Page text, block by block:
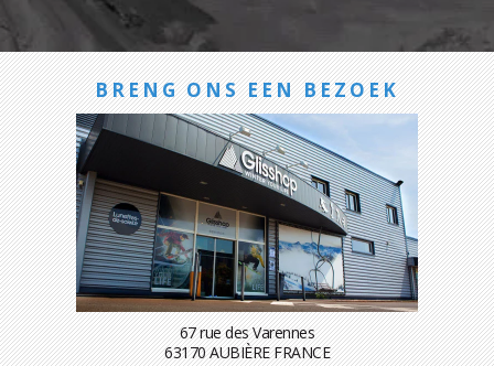
BRENG ONS EEN BEZOEK
67 rue des Varennes
63170 AUBIÈRE FRANCE